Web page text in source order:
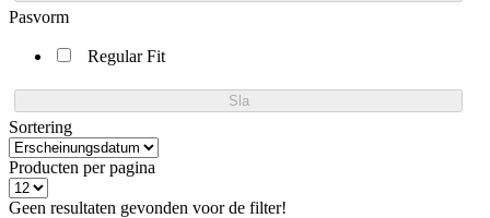
Pasvorm
Regular Fit
Sla
Sortering
Producten per pagina
Geen resultaten gevonden voor de filter!